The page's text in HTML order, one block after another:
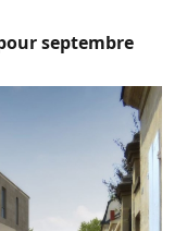
septembre